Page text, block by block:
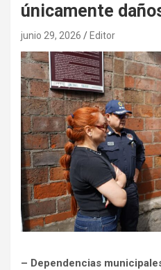
únicamente
junio 29, 2026 Editor
– Dependencias